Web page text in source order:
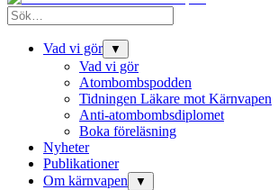
Vad vi gör ▼
Vad vi gör
Atombombspodden
Tidningen Läkare mot Kärnvapen
Anti-atombombsdiplomet
Boka föreläsning
Nyheter
Publikationer
Om kärnvapen
▼